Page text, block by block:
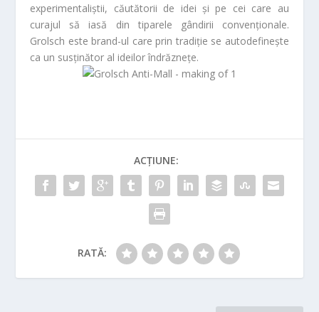
experimentaliștii, căutătorii de idei și pe cei care au
curajul să iasă din tiparele gândirii convenționale.
Grolsch este brand-ul care prin tradiție se autodefinește
ca un susținător al ideilor îndrăznețe.
ACȚIUNE:
RATĂ: